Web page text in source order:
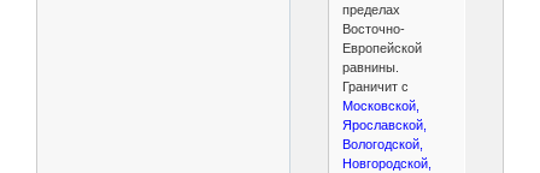
пределах
Восточно-
Европейской
равнины.
Граничит с
Московской,
Ярославской,
Вологодской,
Новгородской,